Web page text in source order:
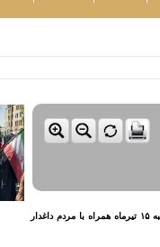
این حساب های بانکی مسدود می
شود
لزوم توجه بیشتر به مسایل
بازنشسته تامین اجتماعی
مصوبه سازمان بورس در بلند
مدت به نفع بازار سهام و